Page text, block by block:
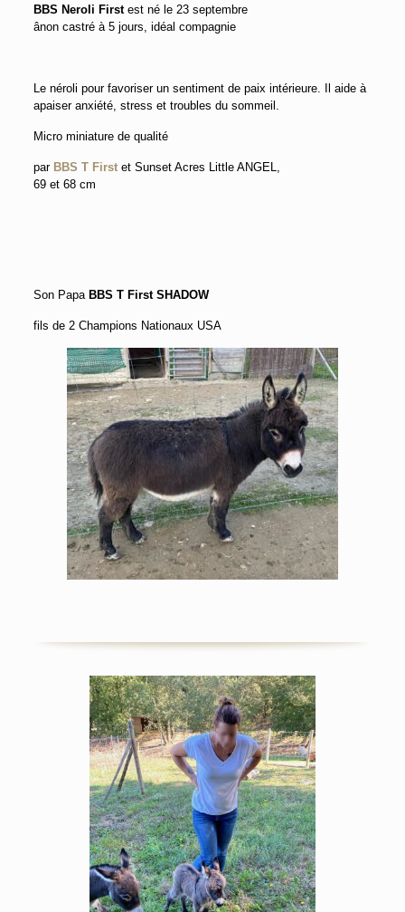
BBS Neroli First est né le 23 septembre
ânon castré à 5 jours, idéal compagnie
Le néroli pour favoriser un sentiment de paix intérieure. Il aide à
apaiser anxiété, stress et troubles du sommeil.
Micro miniature de qualité
par BBS T Firstet Sunset Acres Little ANGEL,
69 et 68 cm
Son Papa BBS T First SHADOW
fils de 2 Champions Nationaux USA